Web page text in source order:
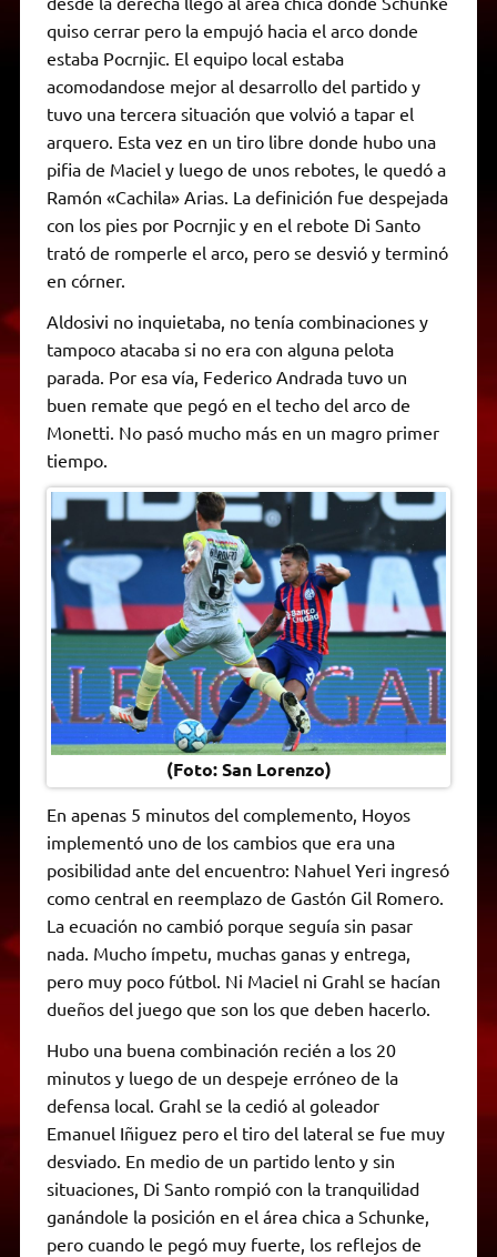
quiso cerrar pero la empujó hacia el arco donde
estaba Pocrnjic. El equipo local estaba
acomodandose mejor al desarrollo del partido y
tuvo una tercera situación que volvió a tapar el
arquero. Esta vez en un tiro libre donde hubo una
pifia de Maciel y luego de unos rebotes, le quedó a
Ramón «Cachila» Arias. La definición fue despejada
con los pies por Pocrnjic y en el rebote Di Santo
trató de romperle el arco, pero se desvió y terminó
en córner.
Aldosivi no inquietaba, no tenía combinaciones y
tampoco atacaba si no era con alguna pelota
parada. Por esa vía, Federico Andrada tuvo un
buen remate que pegó en el techo del arco de
Monetti. No pasó mucho más en un magro primer
tiempo.
(Foto: San Lorenzo)
En apenas 5 minutos del complemento, Hoyos
implementó uno de los cambios que era una
posibilidad ante del encuentro: Nahuel Yeri ingresó
como central en reemplazo de Gastón Gil Romero.
La ecuación no cambió porque seguía sin pasar
nada. Mucho ímpetu, muchas ganas y entrega,
pero muy poco fútbol. Ni Maciel ni Grahl se hacían
dueños del juego que son los que deben hacerlo.
Hubo una buena combinación recién a los 20
minutos y luego de un despeje erróneo de la
defensa local. Grahl se la cedió al goleador
Emanuel Iñiguez pero el tiro del lateral se fue muy
desviado. En medio de un partido lento y sin
situaciones, Di Santo rompió con la tranquilidad
ganándole la posición en el área chica a Schunke,
pero cuando le pegó muy fuerte, los reflejos de